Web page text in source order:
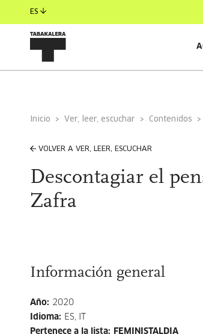
ES
Inicio Ver, leer, escuchar Contenidos
VOLVER A VER, LEER, ESCUCHAR
Descontagiar el
Zafra
Información general
Año: 2020
Idioma: ES, IT
Pertenece a la lista: FEMINISTALDIA